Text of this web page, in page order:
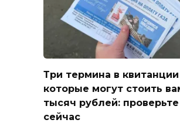
Три термина в
которые могут стоить
тысяч рублей:
сейчас